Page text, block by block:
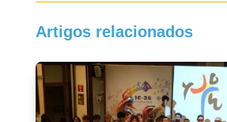
Artigos relacionados